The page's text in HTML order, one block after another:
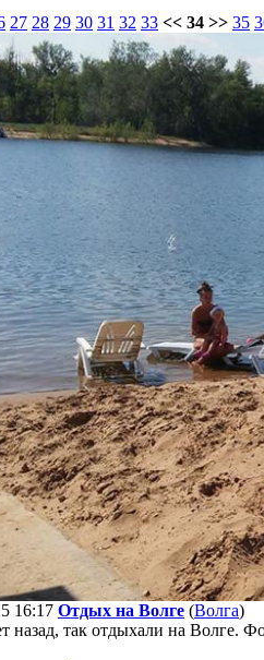
27 28 29 30 31 32 33 << 34 >> 35
16:17 Отдых на Волге (Волга)
назад, так отдыхали на Волге.